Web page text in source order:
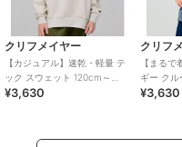
クリフメイヤー
【カジュアル】速乾・軽量 テ
ック スウェット 120cm～
170cm
¥3,630
クリフ
【まる
ギー クル
120cm～
¥3,630